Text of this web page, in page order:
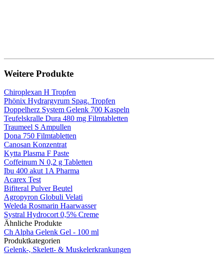
Weitere Produkte
Chiroplexan H Tropfen
Phönix Hydrargyrum Spag. Tropfen
Doppelherz System Gelenk 700 Kaspeln
Teufelskralle Dura 480 mg Filmtabletten
Traumeel S Ampullen
Dona 750 Filmtabletten
Canosan Konzentrat
Kytta Plasma F Paste
Coffeinum N 0,2 g Tabletten
Ibu 400 akut 1A Pharma
Acarex Test
Bifiteral Pulver Beutel
Agropyron Globuli Velati
Weleda Rosmarin Haarwasser
Systral Hydrocort 0,5% Creme
Ähnliche Produkte
Ch Alpha Gelenk Gel - 100 ml
Produktkategorien
Gelenk-, Skelett- & Muskel­­erkrankungen